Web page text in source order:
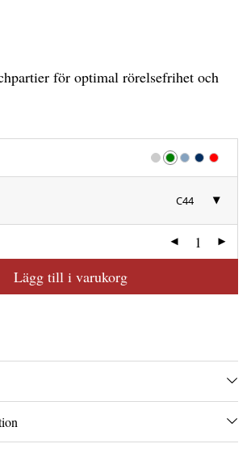
för optimal rörelsefrihet och
C44
Lägg till i varukorg